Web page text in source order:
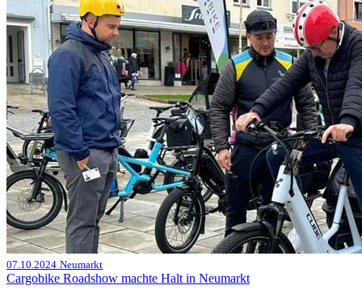
07.10.2024 Neumarkt
Cargobike Roadshow machte Halt in Neumarkt